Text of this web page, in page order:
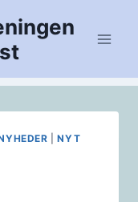
|NYT